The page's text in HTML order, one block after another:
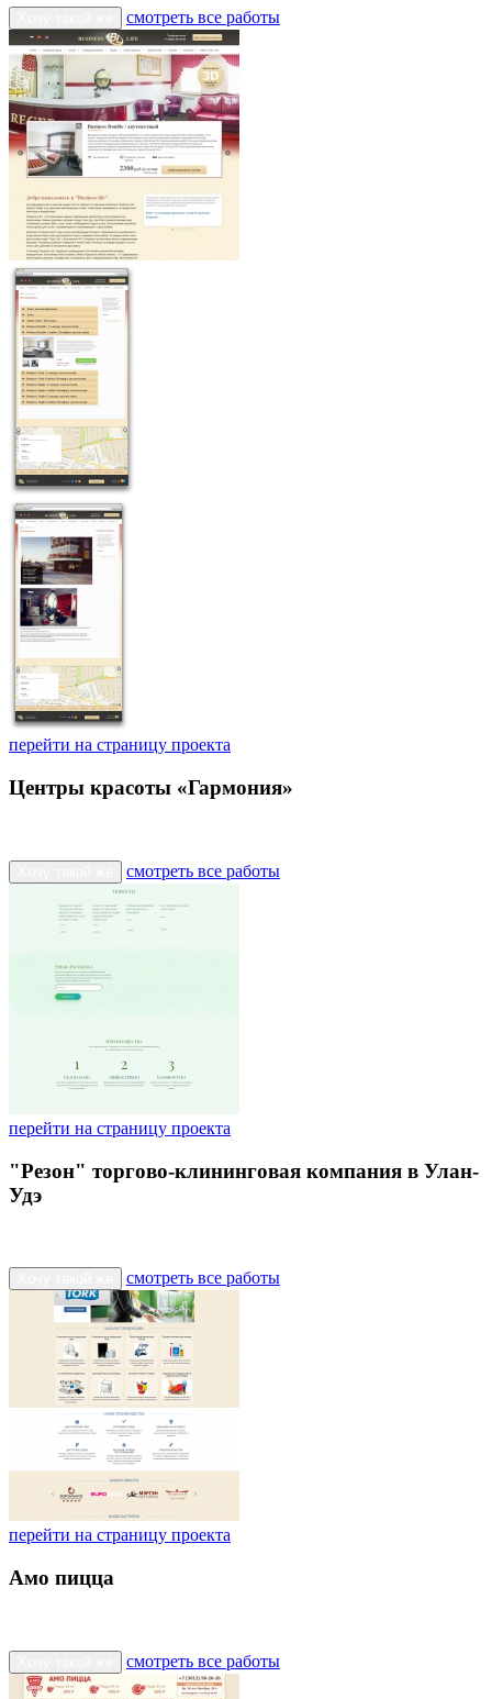
смотреть все работы
перейти на страницу проекта
Центры красоты «Гармония»
смотреть все работы
перейти на страницу проекта
"Резон" торгово-клининговая компания в Улан-
Удэ
смотреть все работы
перейти на страницу проекта
Амо пицца
смотреть все работы